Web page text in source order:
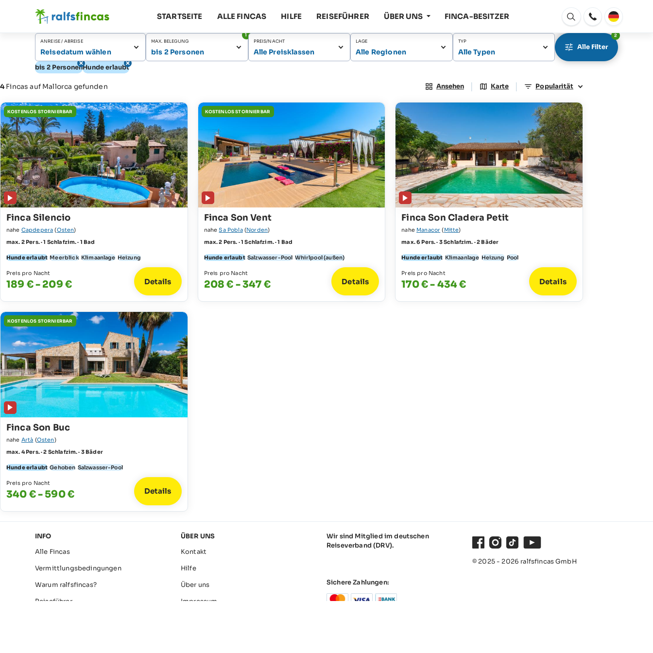
STARTSEITE ALLE FINCAS HILFE REISEFÜHRER ÜBER UNS FINCA-BESITZER
Fenster
Öffnen
ANREISE / ABREISE
Reisedatum wählen
MAX. BELEGUNG
bis 2 Personen
1
PREIS/NACHT
Alle Preisklassen
LAGE
Alle Regionen
TYP
Alle Typen
Alle Filter
2
bis 2 PersonenHunde erlaubt
4Fincas auf Mallorca gefunden Ansehen | Karte | Popularität
KOSTENLOS STORNIERBAR
Finca Silencio
nahe Capdepera (Osten)
max. 2 Pers. · 1 Schlafzim. · 1 Bad
Hunde erlaubt Meerblick Klimaanlage Heizung
Preis pro Nacht
189 € - 209 € Details
KOSTENLOS STORNIERBAR
Finca Son Vent
naheSa Pobla(Norden)
max. 2 Pers. · 1 Schlafzim. · 1 Bad
Hunde erlaubt Salzwasser-Pool Whirlpool (außen)
Preis pro Nacht
208 € - 347 € Details
Finca Son Cladera Petit
nahe Manacor (Mitte)
max. 6 Pers. · 3 Schlafzim. · 2 Bäder
Hunde erlaubt Klimaanlage Heizung Pool
Preis pro Nacht
170 € - 434 € Details
KOSTENLOS STORNIERBAR
Finca Son Buc
nahe Artà (Osten)
max. 4 Pers. · 2 Schlafzim. · 3 Bäder
Hunde erlaubt Gehoben Salzwasser-Pool
Preis pro Nacht
340 € - 590 € Details
INFO
Alle Fincas
Vermittlungsbedingungen
Warum ralfsfincas?
Reiseführer
ÜBER UNS
Kontakt
Hilfe
Über uns
Impressum
Wir sind Mitglied im deutschen
Reiseverband (DRV).
Sichere Zahlungen:
FacebookInstagram
TikTok
© 2025 - 2026 ralfsfincas GmbH